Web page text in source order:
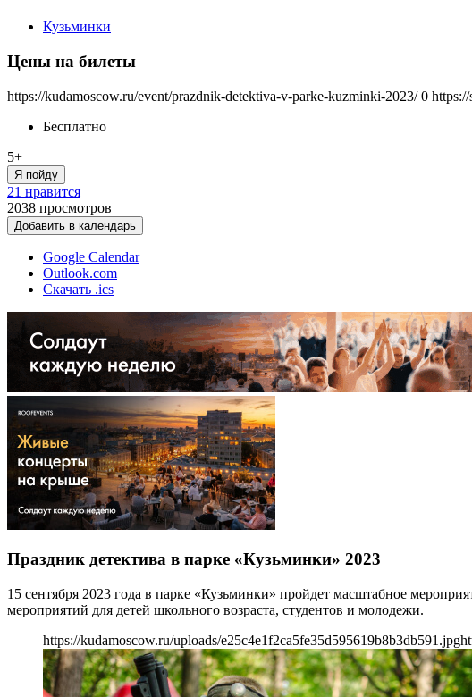
Кузьминки
Цены на билеты
https://kudamoscow.ru/event/prazdnik-detektiva-v-parke-kuzminki-2023/ 0
Бесплатно
5+
Я пойду
21 нравится
2038 просмотров
Добавить в календарь
Google Calendar
Outlook.com
Скачать .ics
Праздник детектива в парке «Кузьминки» 2023
15 сентября 2023 года в парке «Кузьминки» пройдет масштабное
мероприятий для детей школьного возраста, студентов и молодежи.
https://kudamoscow.ru/uploads/e25c4e1f2ca5fe35d595619b8b3db591.jpg